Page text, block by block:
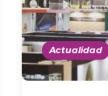
Actualidad